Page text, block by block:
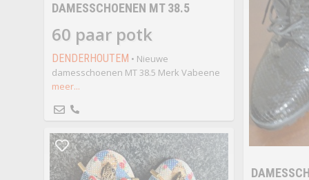
DAMESSCHOENEN MT 38.5
60 paar potk
DENDERHOUTEM • Nieuwe
damesschoenen MT 38.5 Merk Vabeene
meer...